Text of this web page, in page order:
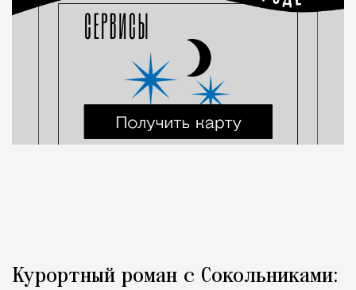
Курортный роман с Сокольниками: